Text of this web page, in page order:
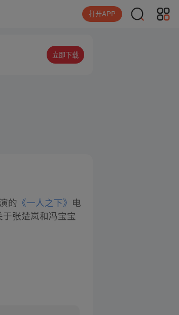
打开APP
立即下载
的 《一人之下》 电
张楚岚和冯宝宝